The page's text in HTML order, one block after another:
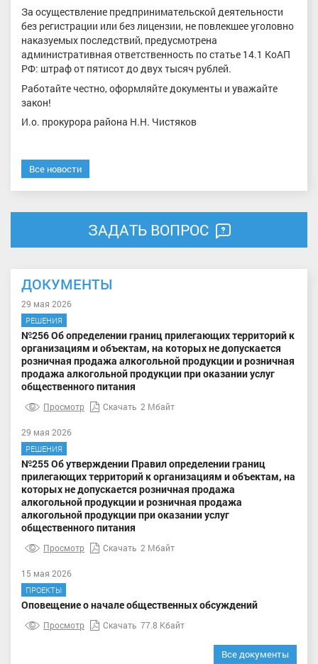
За осуществление предпринимательской деятельности
без регистрации или без лицензии, не повлекшее уголовно
наказуемых последствий, предусмотрена
административная ответственность по статье 14.1 КоАП
РФ: штраф от пятисот до двух тысяч рублей.
Работайте честно, оформляйте документы и уважайте
закон!
И.о. прокурора района Н.Н. Чистяков
Все новости
ЗАДАТЬ ВОПРОС
ДОКУМЕНТЫ
29 мая 2026
РЕШЕНИЯ
№256 Об определении границ прилегающих территорий к
организациям и объектам, на которых не допускается
розничная продажа алкогольной продукции и розничная
продажа алкогольной продукции при оказании услуг
общественного питания
Просмотр Скачать 2 Мбайт
29 мая 2026
РЕШЕНИЯ
№255 Об утверждении Правил определении границ
прилегающих территорий к организациям и объектам, на
которых не допускается розничная продажа
алкогольной продукции и розничная продажа
алкогольной продукции при оказании услуг
общественного питания
Просмотр Скачать 2 Мбайт
15 мая 2026
ПРОЕКТЫ
Оповещение о начале общественных обсуждений
Просмотр Скачать 77.8 Кбайт
Все документы